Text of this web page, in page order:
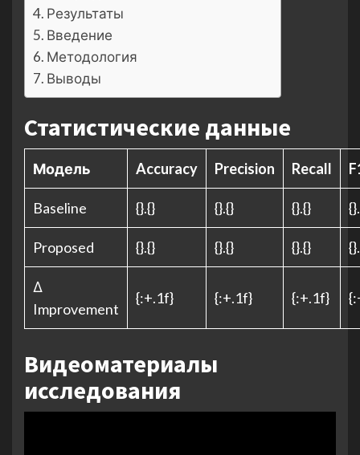
Результаты
Введение
Методология
Выводы
Статистические данные
Модель Accuracy Precision Recall
Baseline {}.{} {}.{} {}.{}
Proposed {}.{} {}.{} {}.{}
Δ
Improvement
{:+.1f} {:+.1f} {:+.1f}
Видеоматериалы
исследования